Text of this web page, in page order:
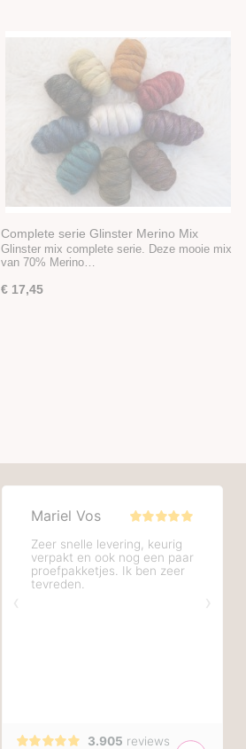
Complete serie Glinster Merino Mix
Glinster mix complete serie. Deze mooie mix
van 70% Merino…
€ 17,45